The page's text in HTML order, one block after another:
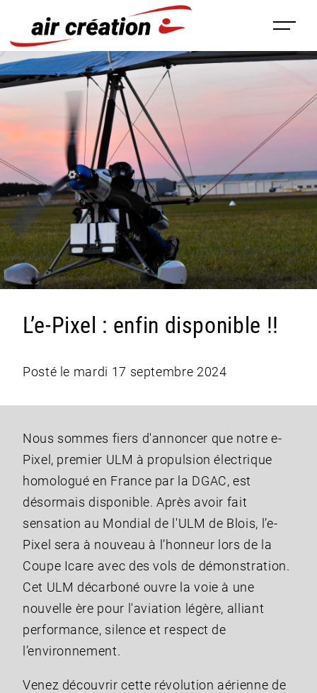
L’e-Pixel : enfin disponible !!
Posté le mardi 17 septembre 2024
Nous sommes fiers d'annoncer que notre e-
Pixel, premier ULM à propulsion électrique
homologué en France par la DGAC, est
désormais disponible. Après avoir fait
sensation au Mondial de l'ULM de Blois, l’e-
Pixel sera à nouveau à l’honneur lors de la
Coupe Icare avec des vols de démonstration.
Cet ULM décarboné ouvre la voie à une
nouvelle ère pour l'aviation légère, alliant
performance, silence et respect de
l’environnement.
Venez découvrir cette révolution aérienne de
Panneau de gestion des cookies